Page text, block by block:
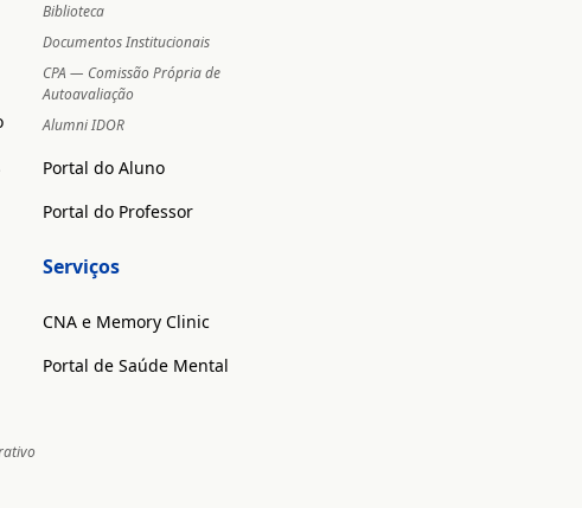
Biblioteca
Documentos Institucionais
CPA — Comissão Própria de
Autoavaliação
Alumni IDOR
Portal do Aluno
Portal do Professor
Serviços
CNA e Memory Clinic
Portal de Saúde Mental